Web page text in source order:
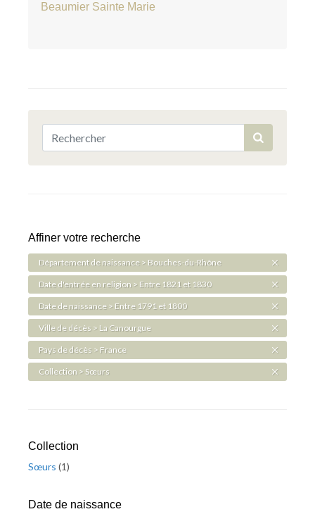
Beaumier Sainte Marie
Affiner votre recherche
Département de naissance > Bouches-du-Rhône
Date d'entrée en religion > Entre 1821 et 1830
Date de naissance > Entre 1791 et 1800
Ville de décès > La Canourgue
Pays de décès > France
Collection > Sœurs
Collection
Sœurs (1)
Date de naissance